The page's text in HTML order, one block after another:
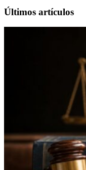
Últimos artículos